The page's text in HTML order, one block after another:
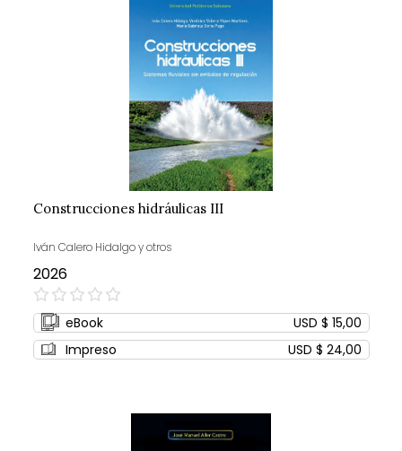
Construcciones hidráulicas III
Iván Calero Hidalgo y otros
2026
0%
eBook
USD $ 15,00
Impreso
USD $ 24,00